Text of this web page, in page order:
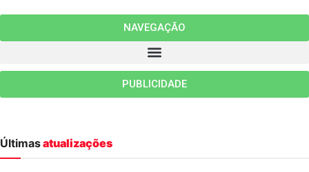
NAVEGAÇÃO
PUBLICIDADE
Últimasatualizações